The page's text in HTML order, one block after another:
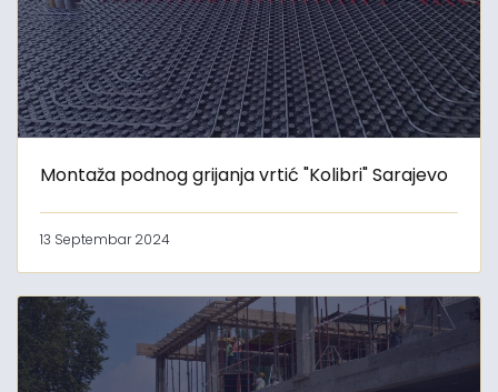
Montaža podnog grijanja vrtić "Kolibri" Sarajevo
13 Septembar 2024